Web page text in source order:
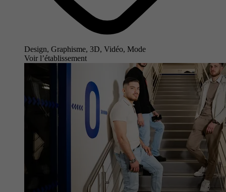
Design, Graphisme, 3D, Vidéo, Mode
Voir l’établissement